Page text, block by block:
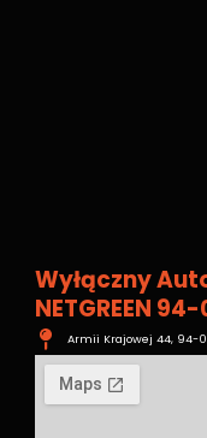
Wyłączny
NETGREEN
Armii Krajowej 44, 94-